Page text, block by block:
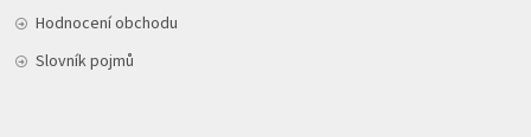
Hodnocení obchodu
Slovník pojmů